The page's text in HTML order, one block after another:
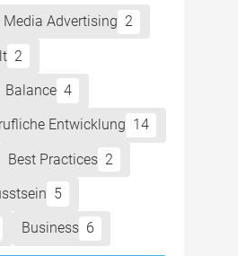
Media Advertising 2
2
Balance 4
Entwicklung 14
Best Practices 2
5
Business 6